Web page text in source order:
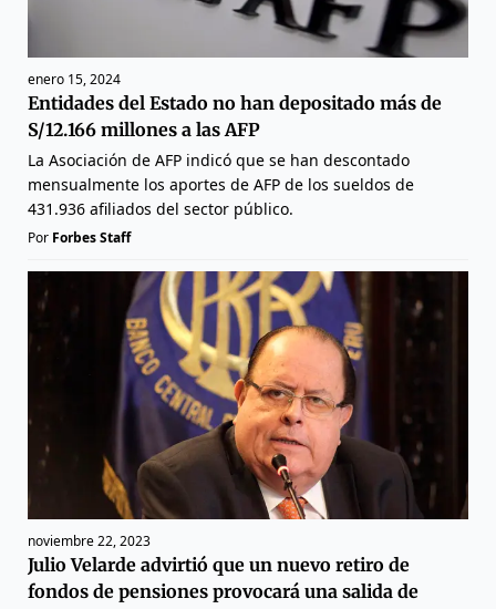
enero 15, 2024
Entidades del Estado no han depositado más de
S/12.166 millones a las AFP
La Asociación de AFP indicó que se han descontado
mensualmente los aportes de AFP de los sueldos de
431.936 afiliados del sector público.
Por Forbes Staff
noviembre 22, 2023
Julio Velarde advirtió que un nuevo retiro de
fondos de pensiones provocará una salida de